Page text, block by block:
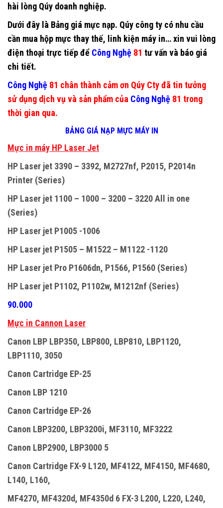
hài lòng Qúy doanh nghiệp.
Dưới đây là Bảng giá mực nạp. Qúy công ty có nhu cầu
cần mua hộp mực thay thế, linh kiện máy in… xin vui lòng
điện thoại trực tiếp để Công Nghệ 81 tư vấn và báo giá
chi tiết.
Công Nghệ 81 chân thành cảm ơn Qúy Cty đã tin tưởng
sử dụng dịch vụ và sản phẩm của Công Nghệ 81 trong
thời gian qua.
BẢNG GIÁ NẠP MỰC MÁY IN
Mực in máy HP Laser Jet
HP Laser jet 3390 – 3392, M2727nf, P2015, P2014n
Printer (Series)
HP Laser jet 1100 – 1000 – 3200 – 3220 All in one
(Series)
HP Laser jet P1005 -1006
HP Laser jet P1505 – M1522 – M1122 -1120
HP Laser jet Pro P1606dn, P1566, P1560 (Series)
HP Laser jet P1102, P1102w, M1212nf (Series)
90.000
Mực in Cannon Laser
Canon LBP LBP350, LBP800, LBP810, LBP1120,
LBP1110, 3050
Canon Cartridge EP-25
Canon LBP 1210
Canon Cartridge EP-26
Canon LBP3200, LBP3200i, MF3110, MF3222
Canon LBP2900, LBP3000 5
Canon Cartridge FX-9 L120, MF4122, MF4150, MF4680,
L140, L160,
MF4270, MF4320d, MF4350d 6 FX-3 L200, L220, L240,